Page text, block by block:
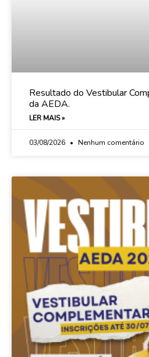
Resultado do Vestibular
da AEDA.
LER MAIS »
03/08/2026 Nenhum comentário